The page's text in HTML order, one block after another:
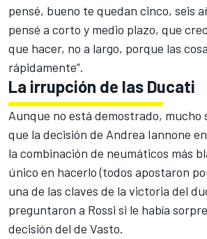
pensé, bueno te quedan cinco, seis
pensé a corto y medio plazo, que
que hacer, no a largo, porque las
rápidamente”.
La irrupción de las Ducati
Aunque no está demostrado, mucho
que la decisión de Andrea Iannone
la combinación de neumáticos más
único en hacerlo (todos apostaron
una de las claves de la victoria del
preguntaron a Rossi si le había
decisión del de Vasto.